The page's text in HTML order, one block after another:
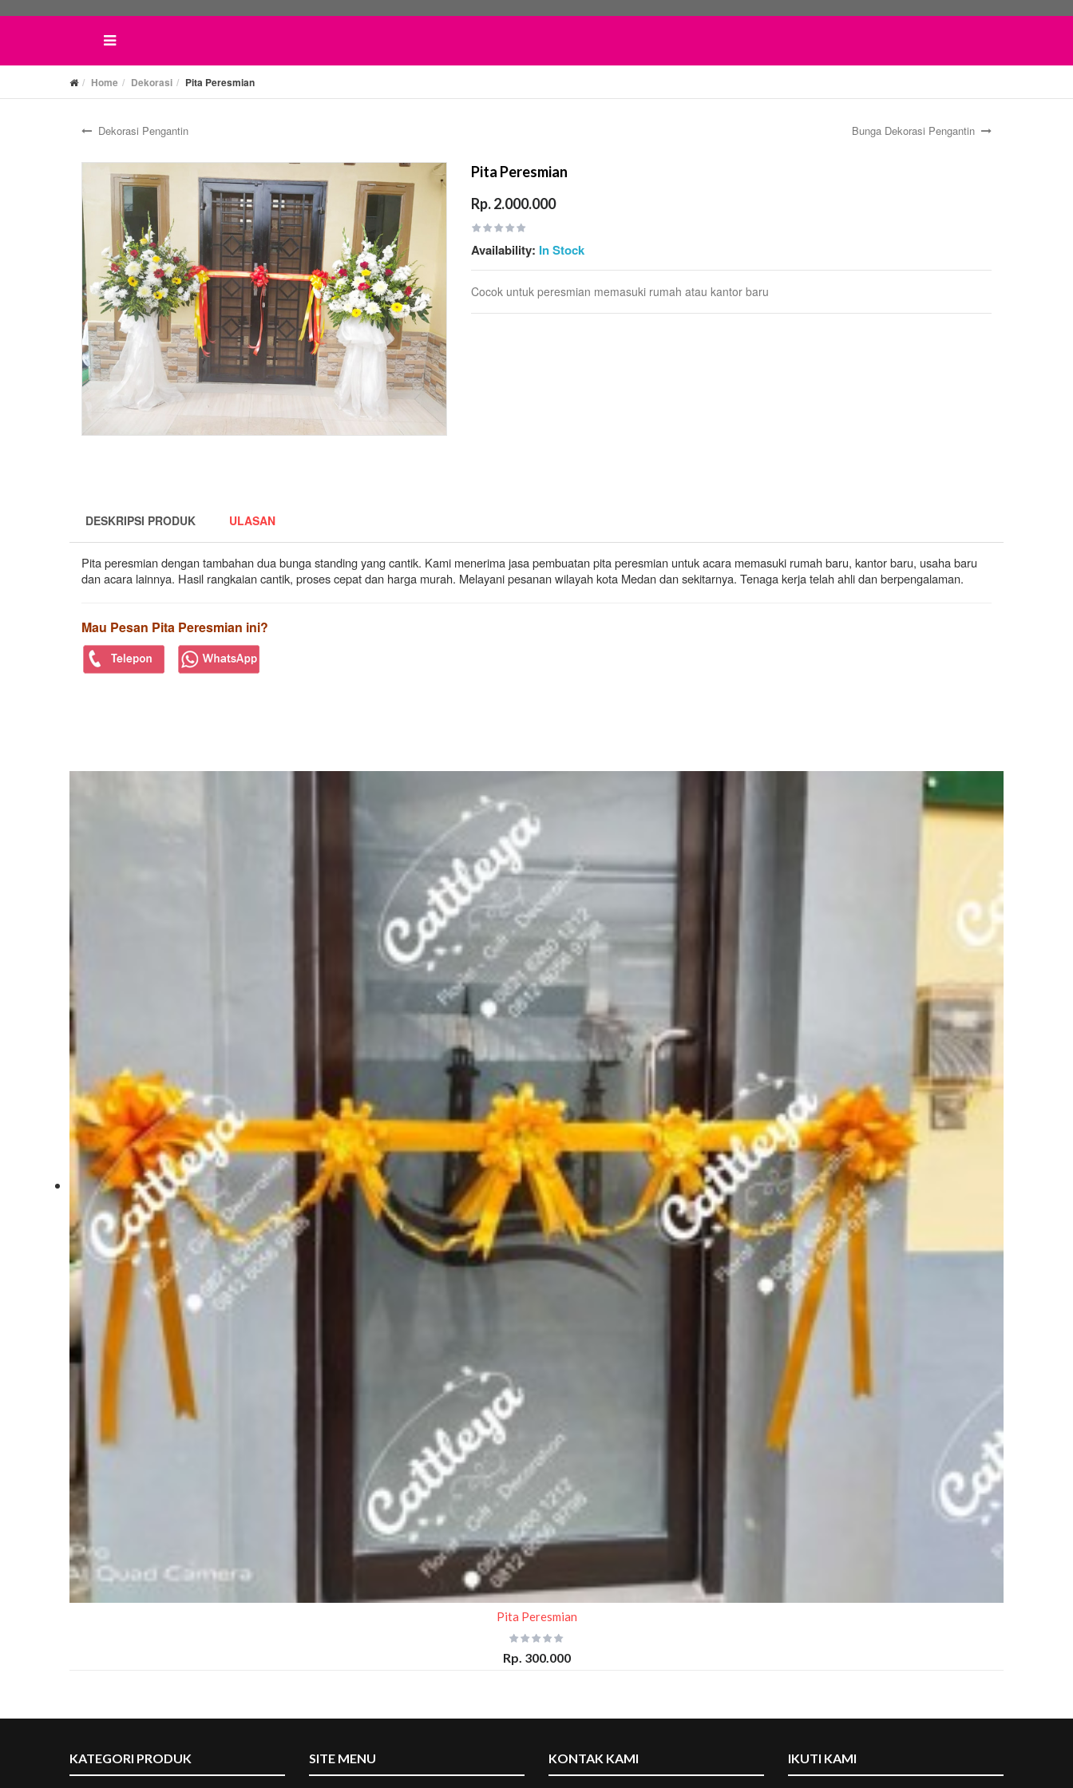
Home Dekorasi Pita Peresmian
Dekorasi Pengantin Bunga Dekorasi Pengantin
Pita Peresmian
Rp. 2.000.000
Availability: In Stock
Cocok untuk peresmian memasuki rumah atau kantor baru
DESKRIPSI PRODUK ULASAN
Pita peresmian dengan tambahan dua bunga standing yang cantik. Kami menerima jasa pembuatan pita peresmian untuk acara memasuki rumah baru, kantor baru, usaha baru
dan acara lainnya. Hasil rangkaian cantik, proses cepat dan harga murah. Melayani pesanan wilayah kota Medan dan sekitarnya. Tenaga kerja telah ahli dan berpengalaman.
Mau Pesan Pita Peresmian ini?
Pita Peresmian
Rp. 300.000
KATEGORI PRODUK SITE MENU KONTAK KAMI IKUTI KAMI